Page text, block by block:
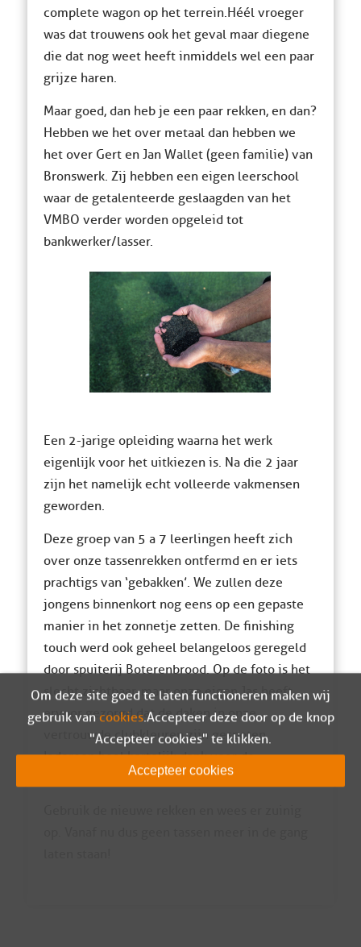
complete wagon op het terrein. Héél vroeger
was dat trouwens ook het geval maar diegene
die dat nog weet heeft inmiddels wel een paar
grijze haren.
Maar goed, dan heb je een paar rekken, en dan?
Hebben we het over metaal dan hebben we
het over Gert en Jan Wallet (geen familie) van
Bronswerk. Zij hebben een eigen leerschool
waar de getalenteerde geslaagden van het
VMBO verder worden opgeleid tot
bankwerker/lasser.
Een 2-jarige opleiding waarna het werk
eigenlijk voor het uitkiezen is. Na die 2 jaar
zijn het namelijk echt volleerde vakmensen
geworden.
Deze groep van 5 a 7 leerlingen heeft zich
over onze tassenrekken ontfermd en er iets
prachtigs van ‘gebakken’. We zullen deze
jongens binnenkort nog eens op een gepaste
manier in het zonnetje zetten. De finishing
touch werd ook geheel belangeloos geregeld
door spuiterij Boterenbrood. Op de foto is het
slecht zichtbaar, maar onze eigen Jas heeft
ervoor gezorgd dat de daken in onze
vertrouwde clubkleuren zijn gespoten.
Iedereen heel hartelijk dank voor de
Om deze site goed te laten functioneren maken wij
gebruik van cookies. Accepteer deze door op de knop
"Accepteer cookies" te klikken.
Accepteer cookies